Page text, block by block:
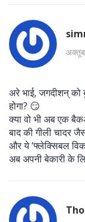
अरे भाई, जगदीशन् को
होगा? 😏
क्या वो भी अब एक
बाद की गीली चादर
और ये ‘फ्लेक्सिबल
अब अपनी बेकारी के